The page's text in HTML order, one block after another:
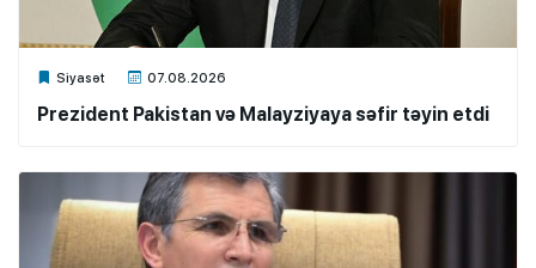
Siyasət 07.08.2026
Xalq.Online
Prezident Pakistan və Malayziyaya səfir təyin etdi